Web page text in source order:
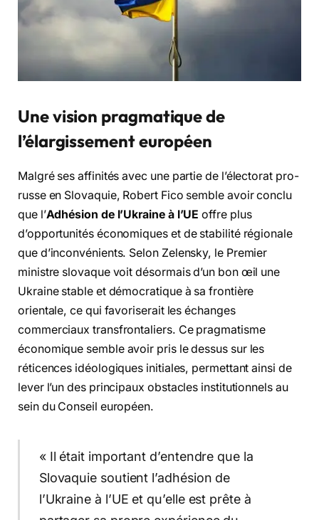
Une vision pragmatique de
l’élargissement européen
Malgré ses affinités avec une partie de l’électorat pro-
russe en Slovaquie, Robert Fico semble avoir conclu
que l’Adhésion de l’Ukraine à l’UE offre plus
d’opportunités économiques et de stabilité régionale
que d’inconvénients. Selon Zelensky, le Premier
ministre slovaque voit désormais d’un bon œil une
Ukraine stable et démocratique à sa frontière
orientale, ce qui favoriserait les échanges
commerciaux transfrontaliers. Ce pragmatisme
économique semble avoir pris le dessus sur les
réticences idéologiques initiales, permettant ainsi de
lever l’un des principaux obstacles institutionnels au
sein du Conseil européen.
« Il était important d’entendre que la
Slovaquie soutient l’adhésion de
l’Ukraine à l’UE et qu’elle est prête à